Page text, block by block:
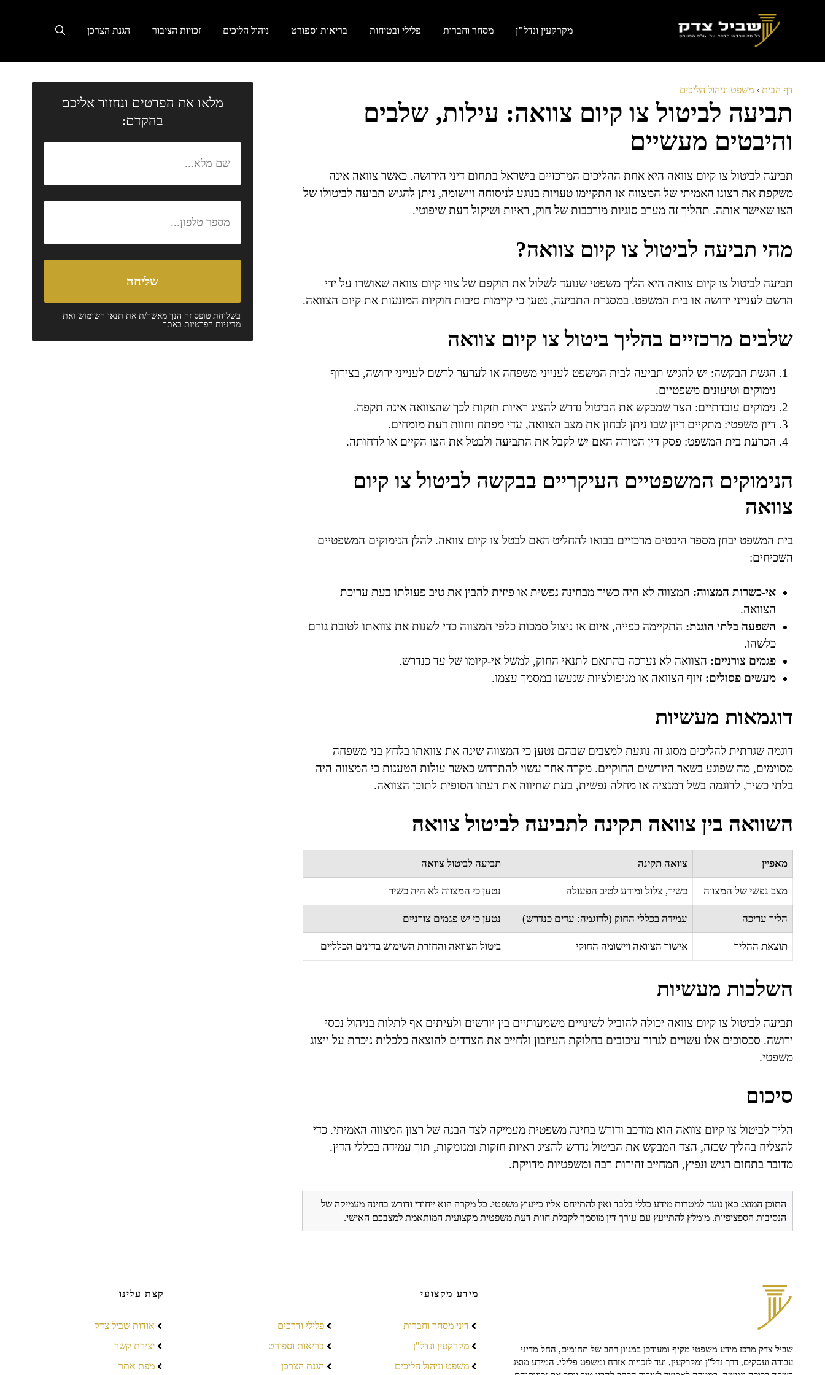
מקרקעין ונדל"ן מסחר וחברות פלילי ובטיחות בריאות וספורט ניהול הליכים זכויות הציבור הגנת הצרכן
דף הבית › משפט וניהול הליכים
תביעה לביטול צו קיום צוואה: עילות, שלבים
והיבטים מעשיים
תביעה לביטול צו קיום צוואה היא אחת ההליכים המרכזיים בישראל בתחום דיני הירושה. כאשר צוואה אינה
משקפת את רצונו האמיתי של המצווה או התקיימו טעויות בנוגע לניסוחה ויישומה, ניתן להגיש תביעה לביטולו של
הצו שאישר אותה. תהליך זה מערב סוגיות מורכבות של חוק, ראיות ושיקול דעת שיפוטי.
מהי תביעה לביטול צו קיום צוואה?
תביעה לביטול צו קיום צוואה היא הליך משפטי שנועד לשלול את תוקפם של צווי קיום צוואה שאושרו על ידי
הרשם לענייני ירושה או בית המשפט. במסגרת התביעה, נטען כי קיימות סיבות חוקיות המונעות את קיום הצוואה.
שלבים מרכזיים בהליך ביטול צו קיום צוואה
הגשת הבקשה: יש להגיש תביעה לבית המשפט לענייני משפחה או לערער לרשם לענייני ירושה, בצירוף
נימוקים וטיעונים משפטיים.
נימוקים עובדתיים: הצד שמבקש את הביטול נדרש להציג ראיות חזקות לכך שהצוואה אינה תקפה.
דיון משפטי: מתקיים דיון שבו ניתן לבחון את מצב הצוואה, עדי מפתח וחוות דעת מומחים.
הכרעת בית המשפט: פסק דין המורה האם יש לקבל את התביעה ולבטל את הצו הקיים או לדחותה.
הנימוקים המשפטיים העיקריים בבקשה לביטול צו קיום
צוואה
בית המשפט יבחן מספר היבטים מרכזיים בבואו להחליט האם לבטל צו קיום צוואה. להלן הנימוקים המשפטיים
השכיחים:
אי-כשרות המצווה: המצווה לא היה כשיר מבחינה נפשית או פיזית להבין את טיב פעולתו בעת עריכת
הצוואה.
השפעה בלתי הוגנת: התקיימה כפייה, איום או ניצול סמכות כלפי המצווה כדי לשנות את צוואתו לטובת גורם
כלשהו.
פגמים צורניים: הצוואה לא נערכה בהתאם לתנאי החוק, למשל אי-קיומו של עד כנדרש.
מעשים פסולים: זיוף הצוואה או מניפולציות שנעשו במסמך עצמו.
דוגמאות מעשיות
דוגמה שגרתית להליכים מסוג זה נוגעת למצבים שבהם נטען כי המצווה שינה את צוואתו בלחץ בני משפחה
מסוימים, מה שפוגע בשאר היורשים החוקיים. מקרה אחר עשוי להתרחש כאשר עולות הטענות כי המצווה היה
בלתי כשיר, לדוגמה בשל דמנציה או מחלה נפשית, בעת שחיווה את דעתו הסופית לתוכן הצוואה.
השוואה בין צוואה תקינה לתביעה לביטול צוואה
מאפיין צוואה תקינה תביעה לביטול צוואה
מצב נפשי של המצווה כשיר, צלול ומודע לטיב הפעולה נטען כי המצווה לא היה כשיר
הליך עריכה עמידה בכללי החוק (לדוגמה: עדים כנדרש) נטען כי יש פגמים צורניים
תוצאת ההליך אישור הצוואה ויישומה החוקי ביטול הצוואה והחזרת השימוש בדינים הכלליים
השלכות מעשיות
תביעה לביטול צו קיום צוואה יכולה להוביל לשינויים משמעותיים בין יורשים ולעיתים אף לתלות בניהול נכסי
ירושה. סכסוכים אלו עשויים לגרור עיכובים בחלוקת העיזבון ולחייב את הצדדים להוצאה כלכלית ניכרת על ייצוג
משפטי.
סיכום
הליך לביטול צו קיום צוואה הוא מורכב ודורש בחינה משפטית מעמיקה לצד הבנה של רצון המצווה האמיתי. כדי
להצליח בהליך שכזה, הצד המבקש את הביטול נדרש להציג ראיות חזקות ומנומקות, תוך עמידה בכללי הדין.
מדובר בתחום רגיש ונפיץ, המחייב זהירות רבה ומשפטיות מדויקת.
התוכן המוצג כאן נועד למטרות מידע כללי בלבד ואין להתייחס אליו כייעוץ משפטי. כל מקרה הוא ייחודי ודורש בחינה מעמיקה של
הנסיבות הספציפיות. מומלץ להתייעץ עם עורך דין מוסמך לקבלת חוות דעת משפטית מקצועית המותאמת למצבכם האישי.
מלאו את הפרטים ונחזור אליכם
בהקדם:
בשליחת טופס זה הנך מאשר/ת את תנאי השימושואת
מדיניות הפרטיותבאתר.
שביל צדק מרכז מידע משפטי מקיף ומעודכן במגוון רחב של תחומים, החל מדיני
עבודה ועסקים, דרך נדל"ן ומקרקעין, ועד לזכויות אזרח ומשפט פלילי. המידע מוצג
מידע מקצועי
דיני מסחר וחברות
מקרקעין ונדל"ן
משפט וניהול הליכים
פלילי ודרכים
בריאות וספורט
הגנת הצרכן
קצת עלינו
אודות שביל צדק
יצירת קשר
מפת אתר